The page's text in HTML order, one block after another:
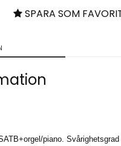
SPARA SOM
piano.